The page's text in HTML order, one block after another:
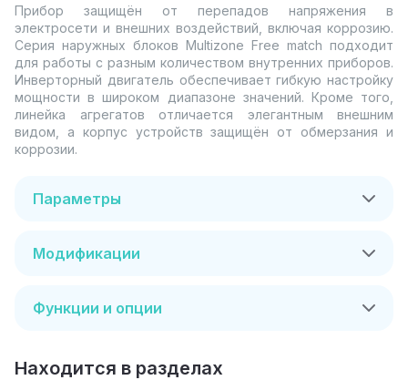
Прибор защищён от перепадов напряжения в
электросети и внешних воздействий, включая коррозию.
Серия наружных блоков Multizone Free match подходит
для работы с разным количеством внутренних приборов.
Инверторный двигатель обеспечивает гибкую настройку
мощности в широком диапазоне значений. Кроме того,
линейка агрегатов отличается элегантным внешним
видом, а корпус устройств защищён от обмерзания и
коррозии.
Параметры
Модификации
Функции и опции
Находится в разделах